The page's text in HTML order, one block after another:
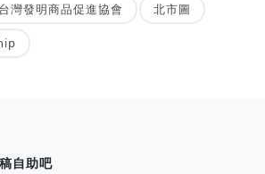
台灣發明商品促進協會 北市圖
自助吧